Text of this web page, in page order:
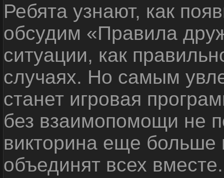
Ребята узнают, как
обсудим «Правила
ситуации, как
случаях. Но самым
станет игровая
без взаимопомощи не
викторина еще
объединят всех